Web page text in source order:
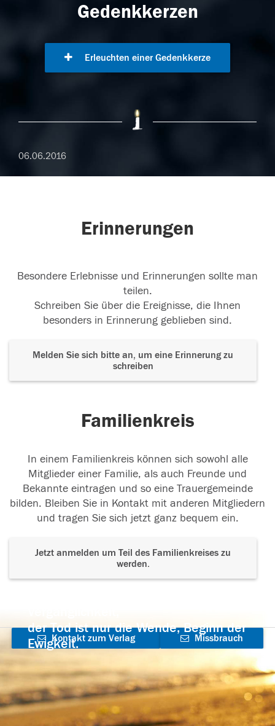
Gedenkkerzen
Erleuchten einer Gedenkkerze
06.06.2016
Erinnerungen
Besondere Erlebnisse und Erinnerungen sollte man
teilen.
Schreiben Sie über die Ereignisse, die Ihnen
besonders in Erinnerung geblieben sind.
Melden Sie sich bitte an, um eine Erinnerung zu
schreiben
Familienkreis
In einem Familienkreis können sich sowohl alle
Mitglieder einer Familie, als auch Freunde und
Bekannte eintragen und so eine Trauergemeinde
bilden. Bleiben Sie in Kontakt mit anderen Mitgliedern
und tragen Sie sich jetzt ganz bequem ein.
Jetzt anmelden um Teil des Familienkreises zu
werden.
der Tod ist nur die Wende, Beginn der
Ewigkeit.
Kontakt zum Verlag
aufnehmen
Missbrauch